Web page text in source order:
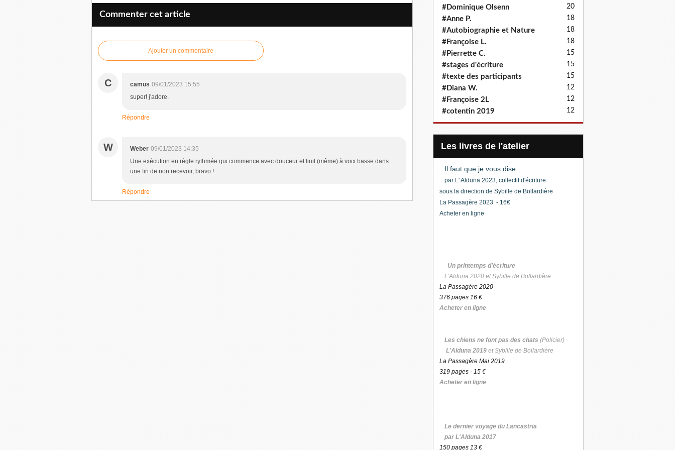
Commenter cet article
Ajouter un commentaire
C camus 09/01/2023 15:55
super! j'adore.
Répondre
W Weber 09/01/2023 14:35
Une exécution en règle rythmée qui commence avec douceur et finit (même) à voix basse dans
une fin de non recevoir, bravo !
Répondre
#Dominique Olsenn 20
#Anne P. 18
#Autobiographie et Nature 18
#Françoise L. 18
#Pierrette C. 15
#stages d'écriture 15
#texte des participants 15
#Diana W. 12
#Françoise 2L 12
#cotentin 2019 12
Les livres de l'atelier
Il faut que je vous dise
par L' Alduna 2023, collectif d'écriture
sous la direction de Sybille de Bollardière
La Passagère 2023 - 16€
Acheter en ligne
Un printemps d'écriture
L'Alduna 2020 et Sybille de Bollardière
La Passagère 2020
376 pages 16 €
Acheter en ligne
Les chiens ne font pas des chats (Policier)
L'Alduna 2019 et Sybille de Bollardière
La Passagère Mai 2019
319 pages - 15 €
Acheter en ligne
Le dernier voyage du Lancastria
par L'Alduna 2017
150 pages 13 €